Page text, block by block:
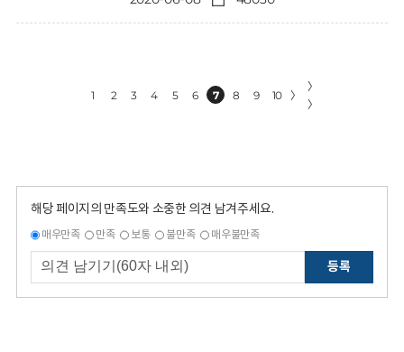
1 2 3 4 5 6 7 8 9 10 〉
〉
〉
해당 페이지의 만족도와 소중한 의견 남겨주세요.
매우만족 만족 보통 불만족 매우불만족
등록